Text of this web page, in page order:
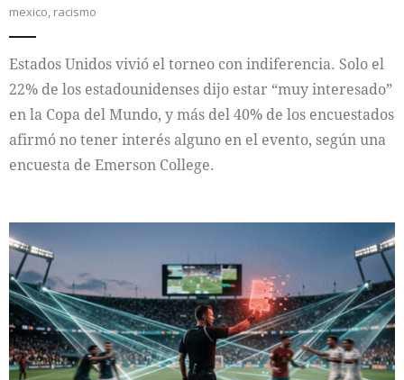
mexico, racismo
Estados Unidos vivió el torneo con indiferencia. Solo el
22% de los estadounidenses dijo estar “muy interesado”
en la Copa del Mundo, y más del 40% de los encuestados
afirmó no tener interés alguno en el evento, según una
encuesta de Emerson College.